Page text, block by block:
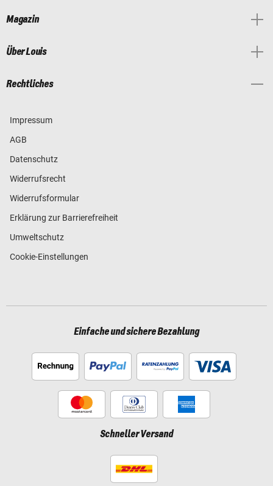
Magazin
Über Louis
Rechtliches
Impressum
AGB
Datenschutz
Widerrufsrecht
Widerrufsformular
Erklärung zur Barrierefreiheit
Umweltschutz
Cookie-Einstellungen
Einfache und sichere Bezahlung
Schneller Versand